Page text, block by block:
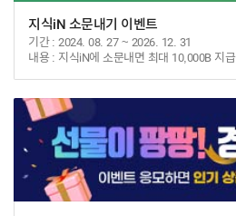
지식iN 소문내기 이벤트
기간 2024. 08. 27 ~ 2026. 12. 31
내용
지식iN에 소문내면 최대 10,000B 지급